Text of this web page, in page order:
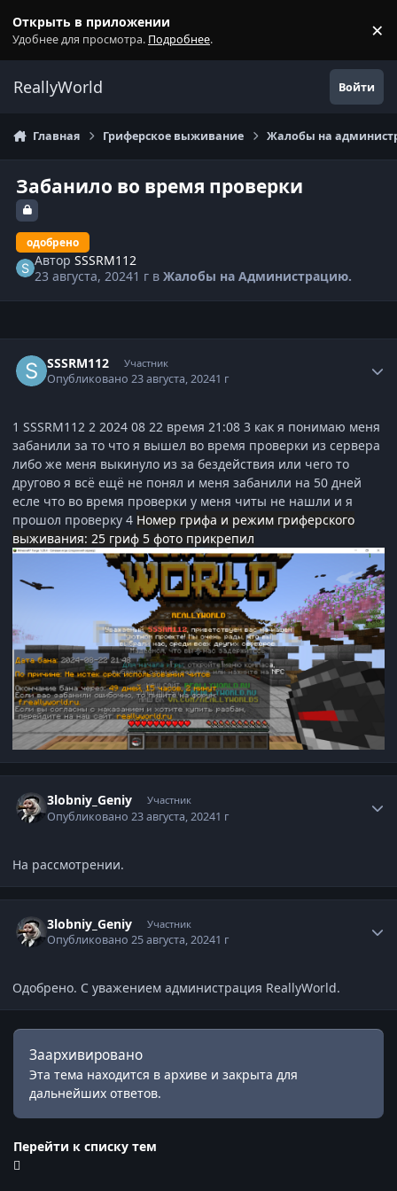
Открыть в приложении
Удобнее для просмотра. Подробнее. ×
ReallyWorld Войти
Главная Гриферское выживание Жалобы на
Забанило во время проверки
одобрено
АвторSSSRM112
23 августа, 20241 г вЖалобы на Администрацию.
SSSRM112 Участник
Опубликовано23 августа, 20241 г
1 SSSRM112 2 2024 08 22 время 21:08 3 как я понимаю меня
забанили за то что я вышел во время проверки из сервера
либо же меня выкинуло из за бездействия или чего то
другово я всё ещё не понял и меня забанили на 50 дней
есле что во время проверки у меня читы не нашли и я
прошол проверку 4 Номер грифа и режим гриферского
выживания: 25 гриф 5 фото прикрепил
3lobniy_Geniy Участник
Опубликовано23 августа, 20241 г
На рассмотрении.
3lobniy_Geniy Участник
Опубликовано25 августа, 20241 г
Одобрено. С уважением администрация ReallyWorld.
Заархивировано
Эта тема находится в архиве и закрыта для
дальнейших ответов.
Перейти к списку тем